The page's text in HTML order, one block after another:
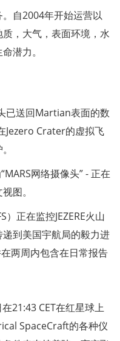
自2004年开始运营以
，大气，表面环境，水
潜力。
已送回Martian表面的数
Jezero Crater的虚拟飞
网络摄像头” - 正在
图。
正在监控JEZERE火山
到美国宇航局的毅力进
两周内包含在日常报告
21:43 CET在红星球上
SpaceCraft的各种仪